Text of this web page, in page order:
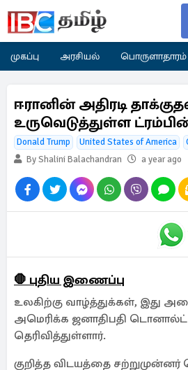
முகப்பு அரசியல் பொருளாதாரம்
ஈரானின் அதிரடி
உருவெடுத்துள்ள ட்ரம்பின்
Donald Trump United States of America
By Shalini Balachandran
a year ago
🛑 புதிய இணைப்பு
உலகிற்கு வாழ்த்துக்கள், இது
அமெரிக்க ஜனாதிபதி டொனால்ட்
தெரிவித்துள்ளார்.
குறித்த விடயத்தை சற்றுமுன்னர்